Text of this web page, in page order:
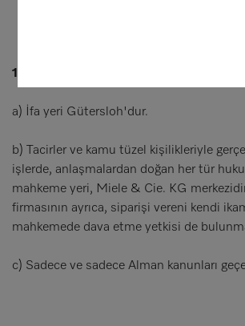
10. İfa yeri, yetkili mahkeme, hukukun
a) İfa yeri Gütersloh'dur.
b) Tacirler ve kamu tüzel kişilikleriyle
işlerde, anlaşmalardan doğan her tür
mahkeme yeri, Miele & Cie. KG
firmasının ayrıca, siparişi vereni kendi
mahkemede dava etme yetkisi de
c) Sadece ve sadece Alman kanunları